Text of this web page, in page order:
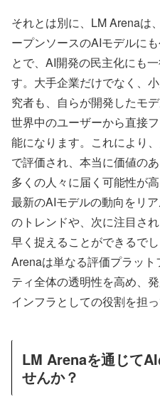
それとは別に、LM Arenaは
ープンソースのAIモデルに
とで、AI開発の民主化にも
す。大手企業だけでなく、
究者も、自らが開発したモ
世界中のユーザーから直接
能になります。これにより
で評価され、本当に価値の
多くの人々に届く可能性が
最新のAIモデルの動向をリ
のトレンドや、次に注目さ
早く捉えることができるで
Arenaは単なる評価プラッ
ティ全体の透明性を高め、
インフラとしての役割を担っ
LM Arenaを通じて
せんか？